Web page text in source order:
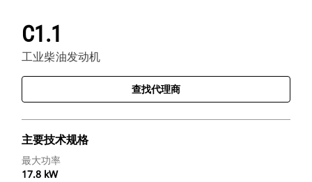
C1.1
工业柴油发动机
查找代理商
主要技术规格
最大功率
17.8 kW